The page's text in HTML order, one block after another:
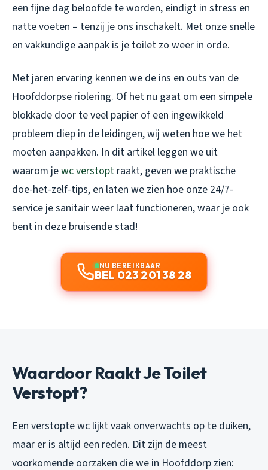
een fijne dag beloofde te worden, eindigt in stress en
natte voeten – tenzij je ons inschakelt. Met onze snelle
en vakkundige aanpak is je toilet zo weer in orde.
Met jaren ervaring kennen we de ins en outs van de
Hoofddorpse riolering. Of het nu gaat om een simpele
blokkade door te veel papier of een ingewikkeld
probleem diep in de leidingen, wij weten hoe we het
moeten aanpakken. In dit artikel leggen we uit
waarom jewc verstopt raakt, geven we praktische
doe-het-zelf-tips, en laten we zien hoe onze 24/7-
service je sanitair weer laat functioneren, waar je ook
bent in deze bruisende stad!
NU BEREIKBAAR
BEL 023 201 38 28
Waardoor Raakt Je Toilet
Verstopt?
Een verstopte wc lijkt vaak onverwachts op te duiken,
maar er is altijd een reden. Dit zijn de meest
voorkomende oorzaken die we in Hoofddorp zien: